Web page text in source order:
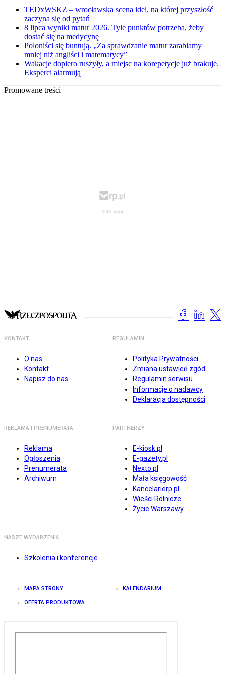
TEDxWSKZ – wrocławska scena idei, na której przyszłość
zaczyna się od pytań
8 lipca wyniki matur 2026. Tyle punktów potrzeba, żeby
dostać się na medycynę
Poloniści się buntują. „Za sprawdzanie matur zarabiamy
mniej niż angliści i matematycy”
Wakacje dopiero ruszyły, a miejsc na korepetycje już brakuje.
Eksperci alarmują
Promowane treści
KONTAKT
O nas
Kontakt
Napisz do nas
REGULAMIN
Polityka Prywatności
Zmiana ustawień zgód
Regulamin serwisu
Informacje o nadawcy
Deklaracja dostępności
REKLAMA I PRENUMERATA
Reklama
Ogłoszenia
Prenumerata
Archiwum
PARTNERZY
E-kiosk.pl
E-gazety.pl
Nexto.pl
Mała księgowość
Kancelarierp.pl
Wieści Rolnicze
Życie Warszawy
NASZE WYDARZENIA
Szkolenia i konferencje
MAPA STRONY KALENDARIUM
OFERTA PRODUKTOWA